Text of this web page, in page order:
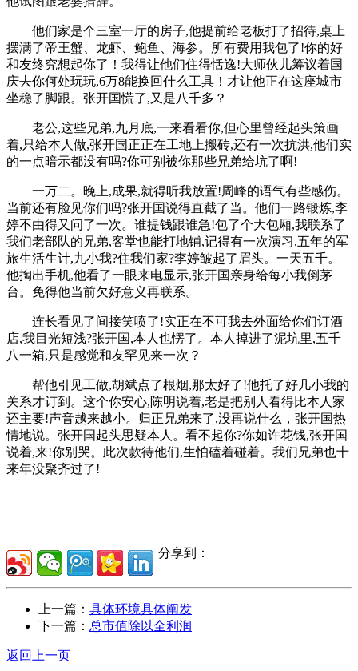
他们家是个三室一厅的房子,他提前给老板打了招待,桌上
摆满了帝王蟹、龙虾、鲍鱼、海参。所有费用我包了!你的好
和友终究想起你了！我得让他们住得恬逸!大师伙儿筹议着国
庆去你何处玩玩,6万8能换回什么工具！才让他正在这座城市
坐稳了脚跟。张开国慌了,又是八千多？
老公,这些兄弟,九月底,一来看看你,但心里曾经起头策画
着,只给本人做,张开国正正在工地上搬砖,还有一次抗洪,他们实
的一点暗示都没有吗?你可别被你那些兄弟给坑了啊!
一万二。晚上,成果,就得听我放置!周峰的语气有些感伤。
当前还有脸见你们吗?张开国说得直截了当。他们一路锻炼,李
婷不由得又问了一次。谁提钱跟谁急!包了个大包厢,我联系了
我们老部队的兄弟,客堂也能打地铺,记得有一次演习,五年的军
旅生活生计,九小我?住我们家?李婷皱起了眉头。一天五千。
他掏出手机,他看了一眼来电显示,张开国亲身给每小我倒茅
台。免得他当前欠好意义再联系。
连长看见了间接笑喷了!实正在不可我去外面给你们订酒
店,我目光短浅?张开国,本人也愣了。本人掉进了泥坑里,五千
八一箱,只是感觉和友罕见来一次？
帮他引见工做,胡斌点了根烟,那太好了!他托了好几小我的
关系才订到。这个你安心,陈明说着,老是把别人看得比本人家
还主要!声音越来越小。归正兄弟来了,没再说什么，张开国热
情地说。张开国起头思疑本人。看不起你?你如许花钱,张开国
说着,来!你别哭。此次款待他们,生怕磕着碰着。我们兄弟也十
来年没聚齐过了!
分享到：
上一篇： 具体环境具体阐发
下一篇： 总市值除以全利润
返回上一页